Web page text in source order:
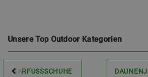
Unsere Top Outdoor Kategorien
BARFUSSSCHUHE